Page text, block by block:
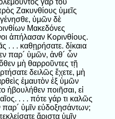
γὰρ τοῦ
Ζακυνθίους ὑμεῖς
ὑμῶν δὲ
Μακεδόνες
ἀπήλασαν Κορινθίους.
. . . καθῃρήσατε. δίκαια
παρ´ ὑμῶν, ἀνθ´ ὧν
μὴ θαρροῦντες τῇ
δειλῶς ἔχετε, μὴ
ἐμαυτὸν ἐξ ὑμῶν
ἠβουλήθεν ποιῆσαι, εἰ
. . . πότε γάρ τι καλῶς
ὑμῖν εὐδοξησάντων;
ἄριστα ὑμῖν